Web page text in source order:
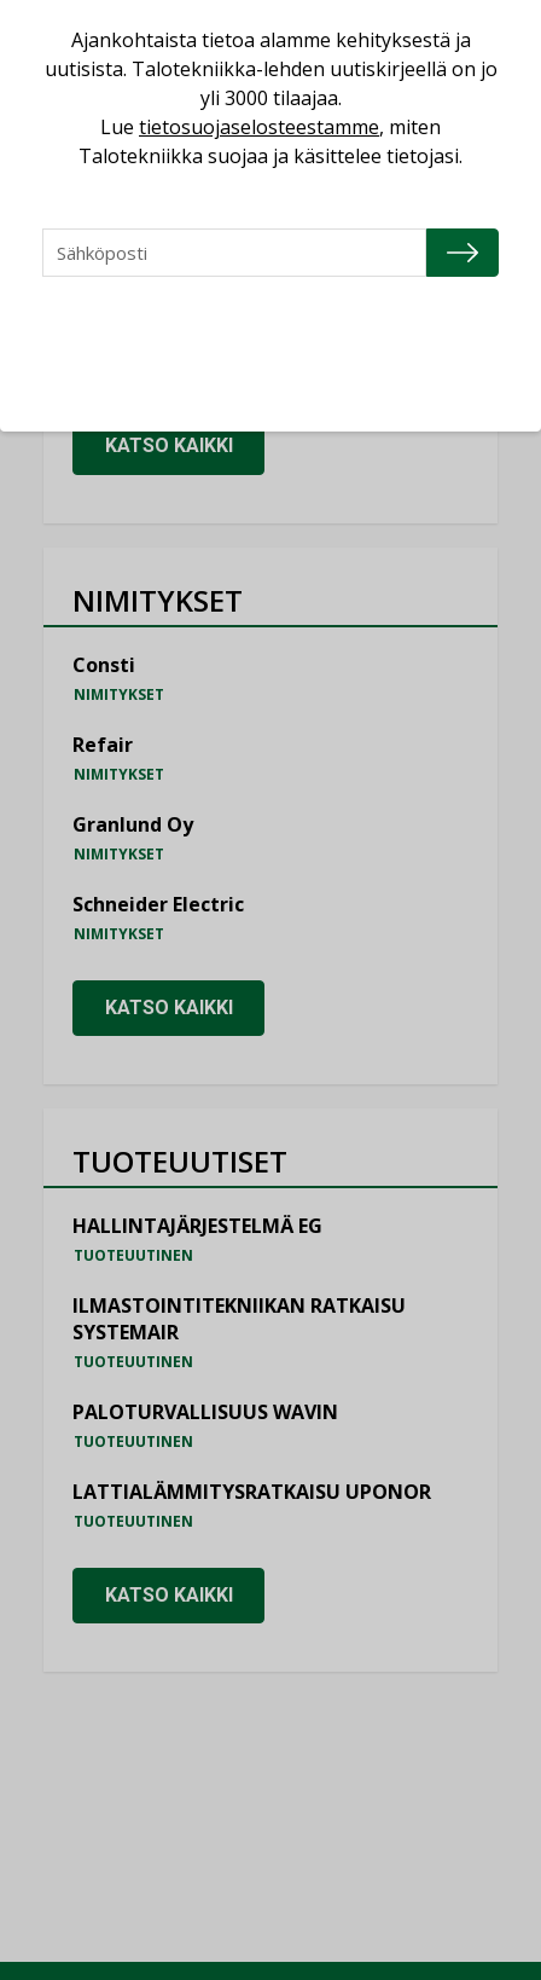
KOLUMNI
Yli miljoona kotia on vailla toimivaa
ilmanvaihtoa
KOLUMNI
saatavien tietojen vertailukelpoisuus?
KOLUMNI
KATSO KAIKKI
NIMITYKSET
Consti
NIMITYKSET
Refair
NIMITYKSET
Granlund Oy
NIMITYKSET
Schneider Electric
NIMITYKSET
KATSO KAIKKI
TUOTEUUTISET
HALLINTAJÄRJESTELMÄ EG
TUOTEUUTINEN
ILMASTOINTITEKNIIKAN RATKAISU
SYSTEMAIR
TUOTEUUTINEN
PALOTURVALLISUUS WAVIN
TUOTEUUTINEN
LATTIALÄMMITYSRATKAISU UPONOR
TUOTEUUTINEN
KATSO KAIKKI
Ajankohtaista tietoa alamme kehityksestä ja
uutisista. Talotekniikka-lehden uutiskirjeellä on jo
yli 3000 tilaajaa.
Lue tietosuojaselosteestamme, miten
Talotekniikka suojaa ja käsittelee tietojasi.